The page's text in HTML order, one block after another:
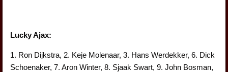
Lucky Ajax:
1. Ron Dijkstra, 2. Keje Molenaar, 3. Hans Werdekker, 6. Dick
Schoenaker, 7. Aron Winter, 8. Sjaak Swart, 9. John Bosman,